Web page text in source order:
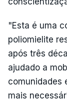
"Esta é uma
poliomielite
após três
ajudado a
comunidades
mais